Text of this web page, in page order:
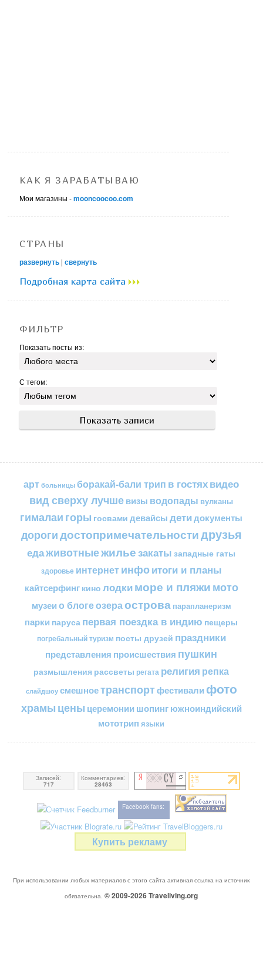
КАК Я ЗАРАБАТЫВАЮ
Мои магазины -mooncoocoo.com
СТРАНЫ
развернуть |свернуть
Подробная карта сайта
ФИЛЬТР
Показать посты из:
С тегом:
арт больницы боракай-бали трип в гостяхвидео
вид сверху лучшевизы водопады вулканы
гималаи горы госвами девайсы детидокументы
дорогидостопримечательностидрузья
едаживотныежильезакаты западные гаты
здоровье интернетинфоитоги и планы
кайтсерфинг кино лодкиморе и пляжимото
музеи о блогеозераострова парапланеризм
парки паруса первая поездка в индию пещеры
погребальный туризм посты друзей праздники
представления происшествия пушкин
размышления рассветы регата религия репка
слайдшоу смешноетранспортфестивали фото
храмы цены церемонии шопингюжноиндийский
мототрип языки
Записей:
717
Комментариев:
28463
Facebook fans:
Купить рекламу
При использовании любых материалов с этого сайта активная ссылка на источник
обязательна. © 2009-2026Traveliving.org